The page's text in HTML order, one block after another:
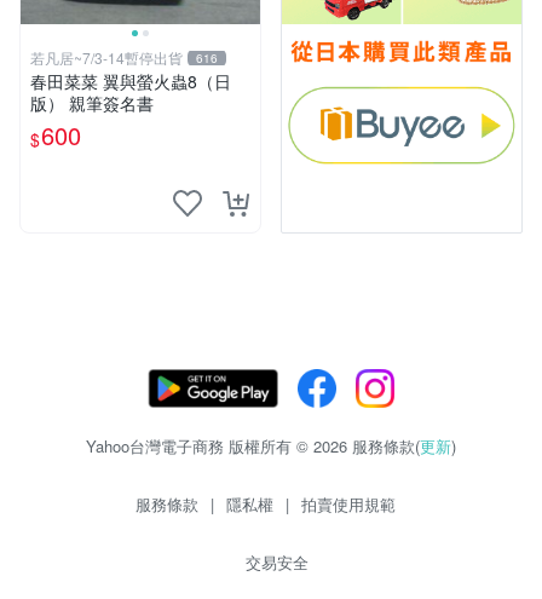
若凡居~7/3-14暫停出貨 616
春田菜菜 翼與螢火蟲8（日
版） 親筆簽名書
$600
Yahoo台灣電子商務 版權所有 © 2026 服務條款(更新)
服務條款 | 隱私權 | 拍賣使用規範
交易安全